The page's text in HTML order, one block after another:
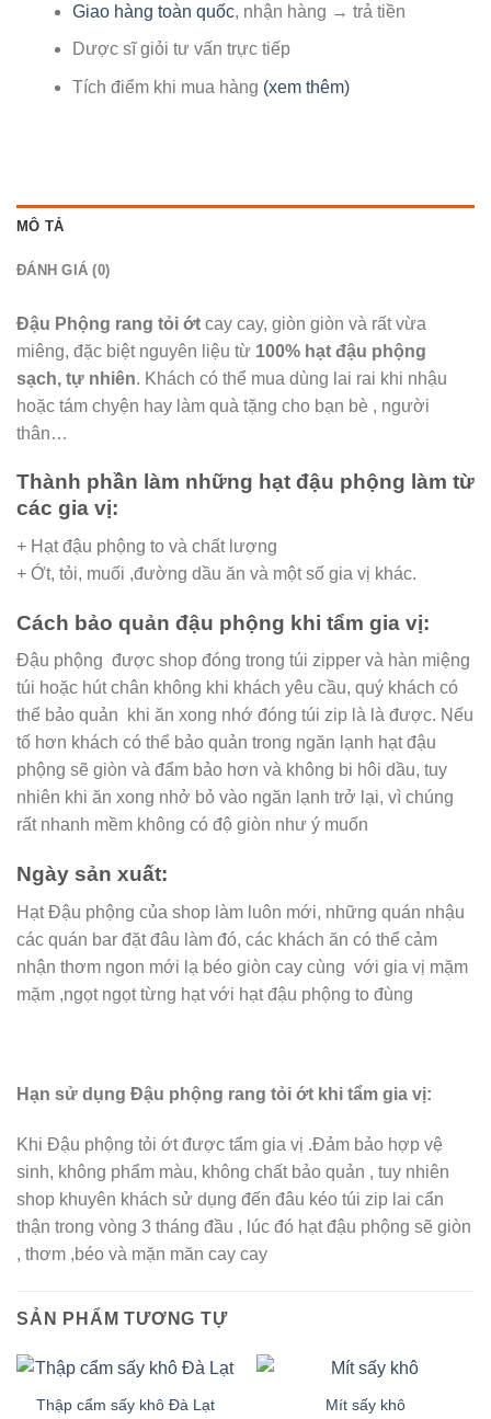
Giao hàng toàn quốc, nhận hàng → trả tiền
Dược sĩ giỏi tư vấn trực tiếp
Tích điểm khi mua hàng (xem thêm)
MÔ TẢ
ĐÁNH GIÁ (0)
Đậu Phộng rang tỏi ớt cay cay, giòn giòn và rất vừa
miêng, đặc biệt nguyên liệu từ 100% hạt đậu phộng
sạch, tự nhiên. Khách có thể mua dùng lai rai khi nhậu
hoặc tám chyện hay làm quà tặng cho bạn bè , người
thân…
Thành phần làm những hạt đậu phộng làm từ
các gia vị:
+ Hạt đậu phộng to và chất lượng
+ Ớt, tỏi, muối ,đường dầu ăn và một số gia vị khác.
Cách bảo quản đậu phộng khi tẩm gia vị:
Đậu phộng được shop đóng trong túi zipper và hàn miệng
túi hoặc hút chân không khi khách yêu cầu, quý khách có
thể bảo quản khi ăn xong nhớ đóng túi zip là là được. Nếu
tố hơn khách có thể bảo quản trong ngăn lạnh hạt đậu
phộng sẽ giòn và đẩm bảo hơn và không bi hôi dầu, tuy
nhiên khi ăn xong nhở bỏ vào ngăn lạnh trở lại, vì chúng
rất nhanh mềm không có độ giòn như ý muốn
Ngày sản xuất:
Hạt Đậu phộng của shop làm luôn mới, những quán nhậu
các quán bar đặt đâu làm đó, các khách ăn có thể cảm
nhận thơm ngon mới lạ béo giòn cay cùng với gia vị mặm
mặm ,ngọt ngọt từng hạt với hạt đậu phộng to đùng
Hạn sử dụng Đậu phộng rang tỏi ớt khi tẩm gia vị:
Khi Đậu phộng tỏi ớt được tẩm gia vị .Đảm bảo hợp vệ
sinh, không phẩm màu, không chất bảo quản , tuy nhiên
shop khuyên khách sử dụng đến đâu kéo túi zip lai cẩn
thận trong vòng 3 tháng đầu , lúc đó hạt đậu phộng sẽ giòn
, thơm ,béo và mặn măn cay cay
SẢN PHẨM TƯƠNG TỰ
Thập cẩm sấy khô Đà Lạt Mít sấy khô